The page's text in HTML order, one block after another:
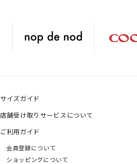
サイズガイド
店舗受け取りサービスについて
ご利用ガイド
会員登録について
ショッピングについて